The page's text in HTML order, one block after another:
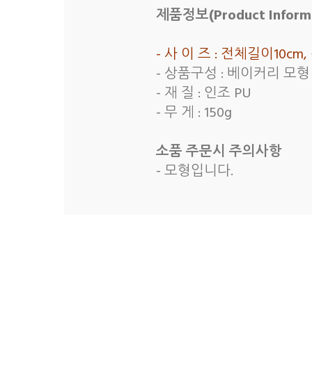
제품정보(Product
- 사 이 즈 : 전체길이
- 상품구성 : 베이커리 모
- 재 질 : 인조 PU
- 무 게 : 150g
소품 주문시 주의사항
- 모형입니다.